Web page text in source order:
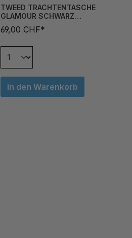
GLAMOUR SCHWARZ
GOLDTRAUM
69,00 CHF*
In den Warenkorb